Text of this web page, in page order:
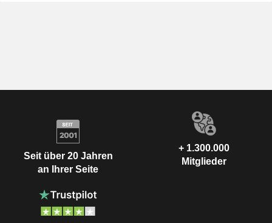
Seit über 20 Jahren
an Ihrer Seite
+ 1.300.000
Mitglieder